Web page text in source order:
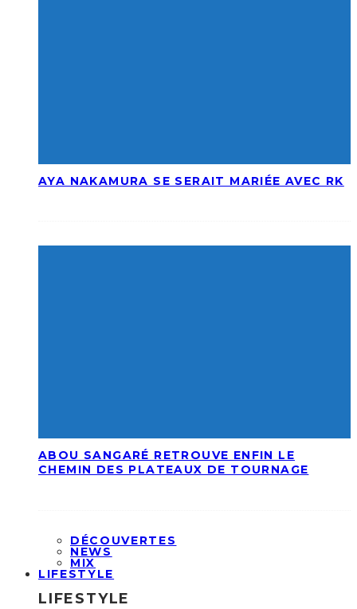
AYA NAKAMURA SE SERAIT MARIÉE AVEC RK
ABOU SANGARÉ RETROUVE ENFIN LE
CHEMIN DES PLATEAUX DE TOURNAGE
DÉCOUVERTES
NEWS
MIX
LIFESTYLE
LIFESTYLE